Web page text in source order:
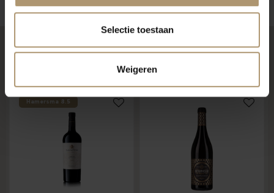
Selectie toestaan
Weigeren
Klanten kochten ook
Hamersma 8.5